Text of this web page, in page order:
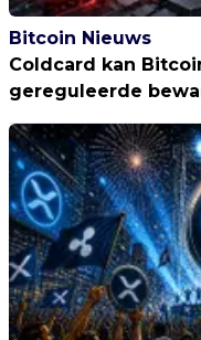
Bitcoin Nieuws
Coldcard kan
gereguleerde